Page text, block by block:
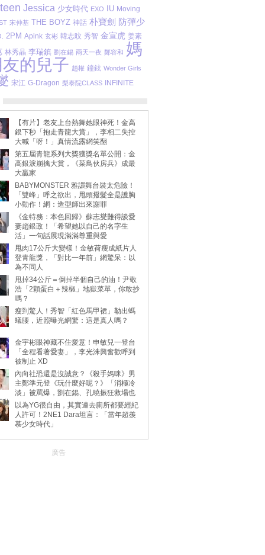
Jessica 少女時代 EXO IU Moving
宋仲基 THE BOYZ 神話 朴寶劍 防彈少
2PM Apink 玄彬 韓志旼 秀智 金宣虎 姜素
林秀晶 李瑞鎮 劉在錫 兩天一夜 鄭容和 媽
的兒子 趙權 鐘鉉 Wonder Girls
宋江 G-Dragon 梨泰院CLASS INFINITE
【有片】老友上台熱舞她眼神死！金高
銀下秒「抱走青龍大賞」，李相二失控
大喊「呀！」真情流露網笑翻
第五屆青龍系列大獎獲獎名單公開：金
高銀淚崩擒大賞，《菜鳥伙房兵》成最
大贏家
BABYMONSTER 雅譞舞台裝太危險！
「雙峰」呼之欲出，甩頭撥髮全是護胸
小動作！網：造型師出來謝罪
《金特務：本色回歸》蘇志燮難得談愛
妻趙銀政！「希望她以自己的名字生
活」一句話展現滿滿尊重與愛
甩肉17公斤大變樣！金敏荷瘦成紙片人
登青龍獎，「對比一年前」網驚呆：以
為不同人
甩掉34公斤＝倒掉半個自己的油！尹敬
浩「2顆蛋白＋辣椒」地獄菜單，你敢抄
嗎？
瘦到驚人！秀智「紅色馬甲裙」勒出螞
蟻腰，近照曝光網驚：這是真人嗎？
金宇彬眼神藏不住愛意！申敏兒一登台
「全程看著愛妻」，李光洙興奮歡呼到
被制止 XD
內向社恐還是沒誠意？《殺手媽咪》男
主鄭準元登《玩什麼好呢？》「消極冷
淡」被罵爆，劉在錫、孔曉振狂救場也
動
以為YG很自由，其實連去廁所都要經紀
人許可！2NE1 Dara坦言：「當年超羨
慕少女時代」
廣告